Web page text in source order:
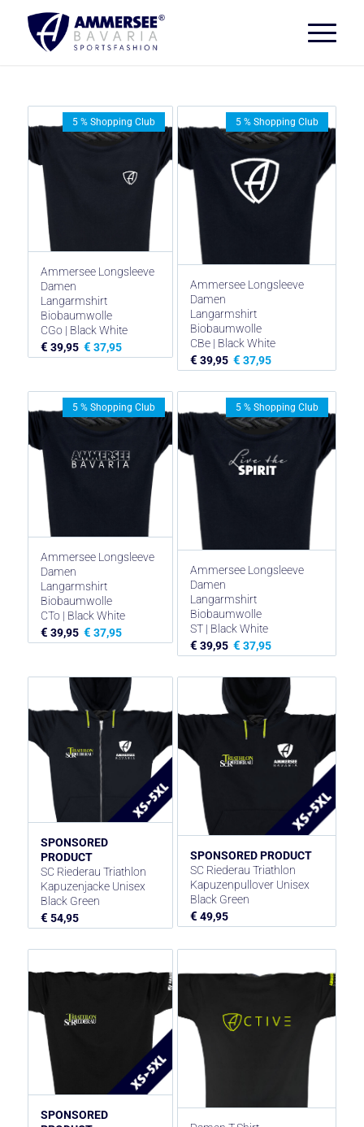
Ammersee Longsleeve
Damen
Langarmshirt
Biobaumwolle
CGo | Black White
€ 39,95 € 37,95
5 % Shopping Club
Ammersee Longsleeve
Damen
Langarmshirt
Biobaumwolle
CBe | Black White
€ 39,95 € 37,95
5 % Shopping Club
Ammersee Longsleeve
Damen
Langarmshirt
Biobaumwolle
CTo | Black White
€ 39,95 € 37,95
5 % Shopping Club
Ammersee Longsleeve
Damen
Langarmshirt
Biobaumwolle
ST | Black White
€ 39,95 € 37,95
5 % Shopping Club
SPONSORED
PRODUCT
SC Riederau Triathlon
Kapuzenjacke Unisex
Black Green
€ 54,95
SPONSORED PRODUCT
SC Riederau Triathlon
Kapuzenpullover Unisex
Black Green
€ 49,95
SPONSORED